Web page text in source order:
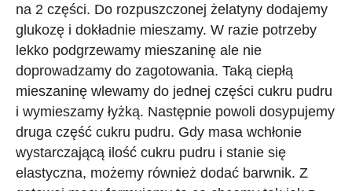
na 2 części. Do rozpuszczonej żelatyny dodajemy
glukozę i dokładnie mieszamy. W razie potrzeby
lekko podgrzewamy mieszaninę ale nie
doprowadzamy do zagotowania. Taką ciepłą
mieszaninę wlewamy do jednej części cukru pudru
i wymieszamy łyżką. Następnie powoli dosypujemy
druga część cukru pudru. Gdy masa wchłonie
wystarczającą ilość cukru pudru i stanie się
elastyczna, możemy również dodać barwnik. Z